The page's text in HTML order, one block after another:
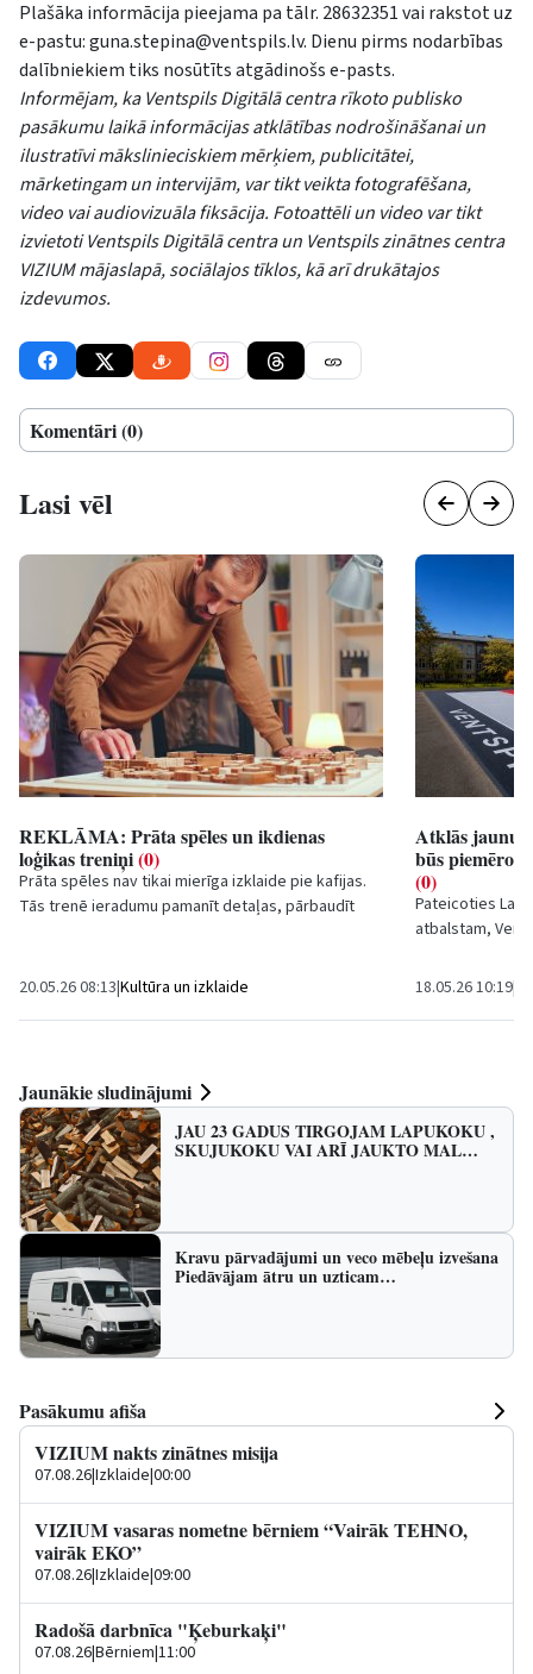
Plašāka informācija pieejama pa tālr. 28632351 vai rakstot uz
e-pastu:guna.stepina@ventspils.lv. Dienu pirms nodarbības
dalībniekiem tiks nosūtīts atgādinošs e-pasts.
Informējam, ka Ventspils Digitālā centra rīkoto publisko
pasākumu laikā informācijas atklātības nodrošināšanai un
ilustratīvi mākslinieciskiem mērķiem, publicitātei,
mārketingam un intervijām, var tikt veikta fotografēšana,
video vai audiovizuāla fiksācija. Fotoattēli un video var tikt
izvietoti Ventspils Digitālā centra un Ventspils zinātnes centra
VIZIUM mājaslapā, sociālajos tīklos, kā arī drukātajos
izdevumos.
Komentāri (0)
Lasi vēl
REKLĀMA: Prāta spēles un ikdienas
loģikas treniņi(0)
Prāta spēles nav tikai mierīga izklaide pie kafijas.
Tās trenē ieradumu pamanīt detaļas, pārbaudīt
20.05.26 08:13|Kultūra un izklaide
Atklās jaunu
būs
(0)
Pateicoties
atbalstam,
piemērots...
18.05.26 10:19|
Jaunākie sludinājumi
JAU 23 GADUS TIRGOJAM LAPUKOKU ,
SKUJUKOKU VAI ARĪ JAUKTO MAL…
Kravu pārvadājumi un veco mēbeļu izvešana
Piedāvājam ātru un uzticam…
Pasākumu afiša
VIZIUM nakts zinātnes misija
07.08.26|Izklaide|00:00
VIZIUM vasaras nometne bērniem “Vairāk TEHNO,
vairāk EKO”
07.08.26|Izklaide|09:00
Radošā darbnīca "Ķeburkaķi"
07.08.26|Bērniem|11:00